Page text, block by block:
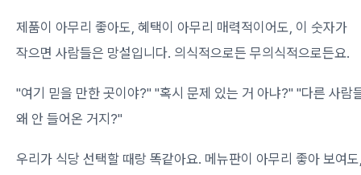
제품이 아무리 좋아도, 혜택이 아무리 매력적이어도, 이 숫자가
작으면 사람들은 망설입니다. 의식적으로든 무의식적으로든요.
"여기 믿을 만한 곳이야?" "혹시 문제 있는 거 아냐?" "다른 사람
왜 안 들어온 거지?"
우리가 식당 선택할 때랑 똑같아요. 메뉴판이 아무리 좋아 보여